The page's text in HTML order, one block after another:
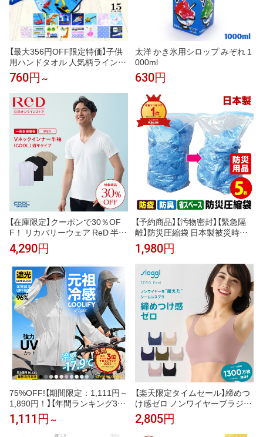
【最大356円OFF限定特価】子供
用ハンドタオル 人気柄ラインア
ップ ミニハンカチ キッズ 幼児
子 小学生 幼稚園 保育園 男の子
女の子 入学祝い 入園グッズ 入
園準備 小学校
760円 ～
太洋 かき氷用シロップ みぞれ 1
000ml
630円
【在庫限定】クーポンで30％OF
F！ リカバリーウェア ReD 半袖
Vネック インナー(COOL) 通年
タイプ メンズ 男性 夏 夏用 血行
促進 疲労回復 誕生日 下着 薄手
プレゼント ギフト 一般医療機器
大きいサイズ レッド公式
4,290円
【予約商品】【汚物密封】【緊急隔
離】防災圧縮袋 日本製被災時、
緊急時の汚物・廃棄物・生ゴミ
を圧縮！廃棄までの10日間に耐
える！防災圧縮袋 5枚入【安心の
日本製】
1,980円
75%OFF!【期間限定：1,111円～
1,890円！】【年間ランキング3
位】 UVパーカー UV UPF50+ UV
カット ラッシュガード レディー
ス 自転車 長袖 薄手 日焼け止め
1,111円 ～
【楽天限定タイムセール】締めつ
け感ゼロ ノンワイヤーブラジャ
ー スロギー ゼロ フィール ベー
シック 2 ブラトップ ハーフトッ
プ sloggi Zero Feel Top JX トリ
2,805円